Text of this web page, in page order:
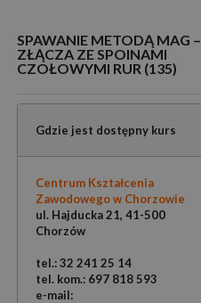
SPAWANIE METODĄ MAG –
ZŁĄCZA ZE SPOINAMI
CZOŁOWYMI RUR (135)
Gdzie jest dostępny kurs
Centrum Kształcenia
Zawodowego w Chorzowie
ul. Hajducka 21, 41-500
Chorzów
tel.: 32 241 25 14
tel. kom.: 697 818 593
e-mail: